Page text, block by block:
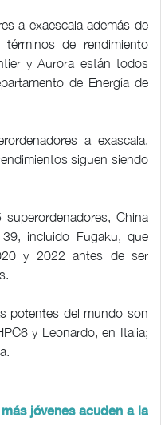
a exaescala además de
de rendimiento
y Aurora están todos
de Energía de
a exascala,
siguen siendo
China
incluido Fugaku, que
y 2022 antes de ser
potentes del mundo son
y Leonardo, en Italia;
jóvenes acuden a la